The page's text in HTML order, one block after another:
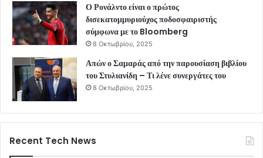
Ο Ρονάλντο είναι ο πρώτος
δισεκατομμυριούχος ποδοσφαιριστής
σύμφωνα με το Bloomberg
8 Οκτωβρίου, 2025
Απών ο Σαμαράς από την παρουσίαση βιβλίου
του Στυλιανίδη – Τι λένε συνεργάτες του
8 Οκτωβρίου, 2025
Recent Tech News